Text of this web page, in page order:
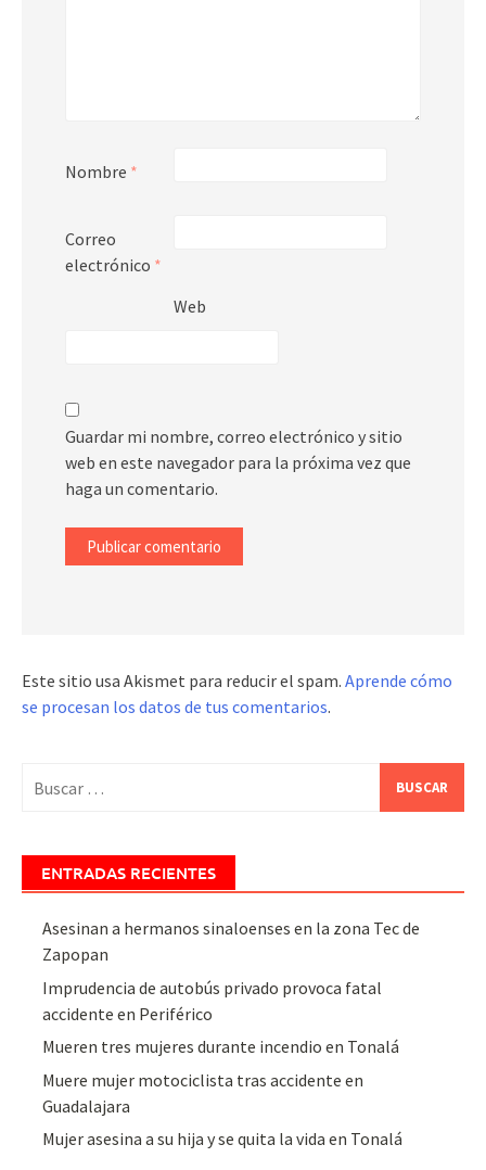
Nombre *
Correo
electrónico *
Web
Guardar mi nombre, correo electrónico y sitio
web en este navegador para la próxima vez que
haga un comentario.
Este sitio usa Akismet para reducir el spam. Aprende cómo
se procesan los datos de tus comentarios.
ENTRADAS RECIENTES
Asesinan a hermanos sinaloenses en la zona Tec de
Zapopan
Imprudencia de autobús privado provoca fatal
accidente en Periférico
Mueren tres mujeres durante incendio en Tonalá
Muere mujer motociclista tras accidente en
Guadalajara
Mujer asesina a su hija y se quita la vida en Tonalá